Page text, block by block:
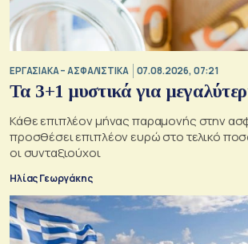
ΕΡΓΑΣΙΑΚΑ – ΑΣΦΑΛΙΣΤΙΚΑ 07.08.2026, 07:21
Τα 3+1 μυστικά για
Κάθε επιπλέον μήνας παραμονής στην
προσθέσει επιπλέον ευρώ στο τελικό
οι συνταξιούχοι
Ηλίας Γεωργάκης